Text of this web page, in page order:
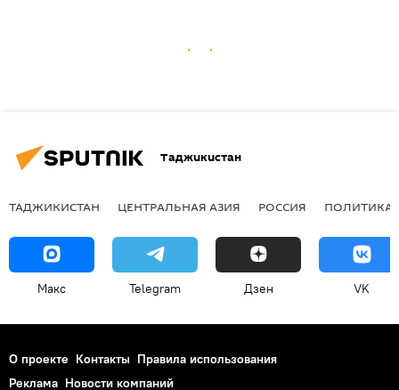
Таджикистан
ТАДЖИКИСТАН ЦЕНТРАЛЬНАЯ АЗИЯ РОССИЯ ПОЛИТИКА
Макс Telegram Дзен VK
О проекте Контакты Правила использования
Реклама Новости компаний